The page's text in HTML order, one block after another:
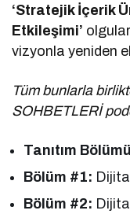
‘Stratejik İçerik
Etkileşimi’
vizyonla yeniden
Tüm bunlarla
SOHBETLERİ
Tanıtım
Bölüm #1:
Bölüm #2: